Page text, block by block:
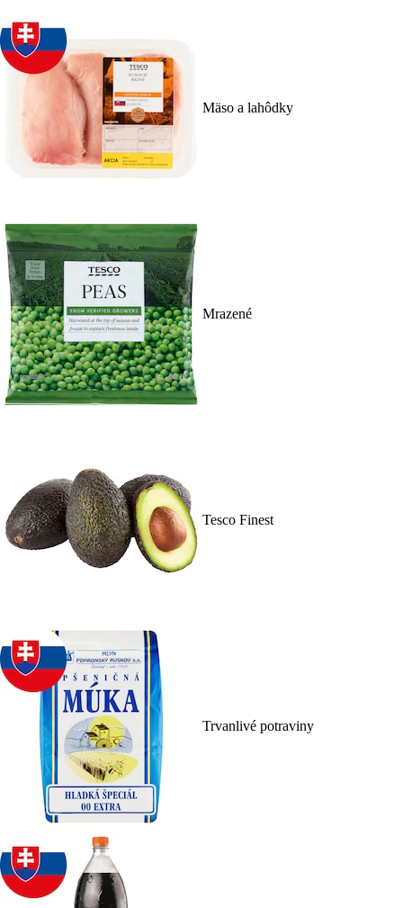
Mäso a lahôdky
Mrazené
Tesco Finest
Trvanlivé potraviny